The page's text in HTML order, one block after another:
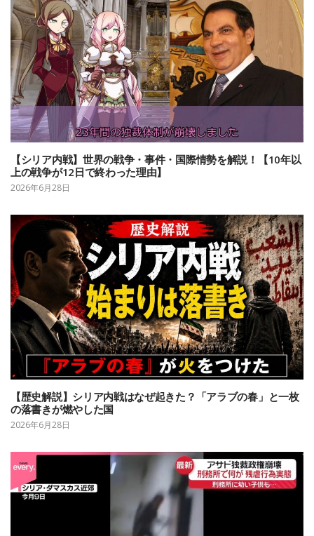
【シリア内戦】世界の戦争・事件・国際情勢を解説！【10年以
上の戦争が12日で終わった理由】
2026年6月28日
【歴史解説】シリア内戦はなぜ起きた？「アラブの春」と一枚
の落書きが燃やした国
2026年6月28日